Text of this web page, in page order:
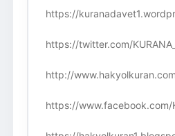
https://
https://twitter.com/
http://
https://www.facebook.com/